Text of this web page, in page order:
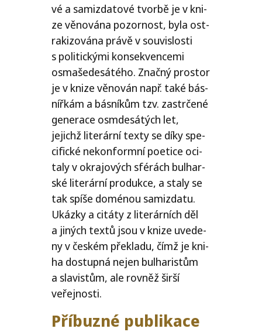
vé a samizda­to­vé tvor­bě je v kni­
ze věno­vá­na pozor­nost, byla ost­
ra­ki­zo­vá­na prá­vě v sou­vis­los­ti
s poli­tic­ký­mi kon­sek­ven­ce­mi
osma­še­de­sá­té­ho. Značný pro­stor
je v kni­ze věno­ván např. také bás­
níř­kám a bás­ní­kům tzv. zastr­če­né
gene­ra­ce osm­de­sá­tých let,
jejichž lite­rár­ní tex­ty se díky spe­
ci­fic­ké nekon­form­ní poe­ti­ce oci­
ta­ly v okra­jo­vých sfé­rách bul­har­
ské lite­rár­ní pro­duk­ce, a sta­ly se
tak spí­še domé­nou samizda­tu.
Ukázky a citá­ty z lite­rár­ních děl
a jiných tex­tů jsou v kni­ze uve­de­
ny v čes­kém pře­kla­du, čímž je kni­
ha dostup­ná nejen bul­ha­ris­tům
a sla­vis­tům, ale rov­něž šir­ší
veřejnosti.
Příbuzné publikace